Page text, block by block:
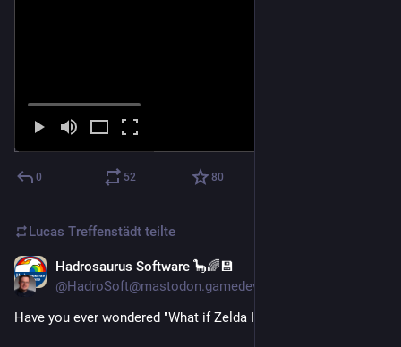
0 52 80
Lucas Treffenstädt teilte
Hadrosaurus Software 🦕🌈💾
@HadroSoft@mastodon.gamedev.place
Have you ever wondered "What if Zelda II, but gay"?